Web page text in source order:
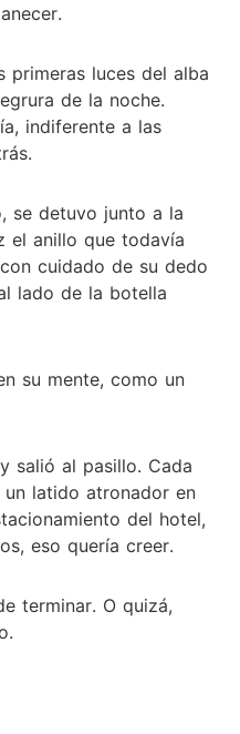
primeras luces del alba
de la noche.
indiferente a las
se detuvo junto a la
el anillo que todavía
cuidado de su dedo
lado de la botella
su mente, como un
salió al pasillo. Cada
un latido atronador en
del hotel,
eso quería creer.
terminar. O quizá,